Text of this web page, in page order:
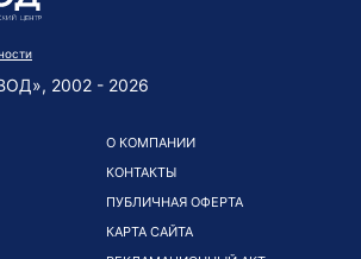
2002 - 2026
О КОМПАНИИ
КОНТАКТЫ
ПУБЛИЧНАЯ ОФЕРТА
КАРТА САЙТА